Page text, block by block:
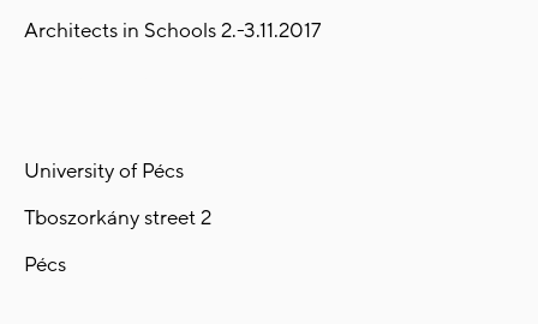
Architects in Schools 2.-3.11.2017
University of Pécs
Tboszorkány street 2
Pécs